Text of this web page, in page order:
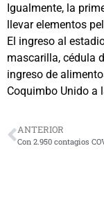
Igualmente, la
llevar elementos
El ingreso al
mascarilla, cédula
ingreso de
Coquimbo Unido a
ANTERIOR
Con 2.950 contagios